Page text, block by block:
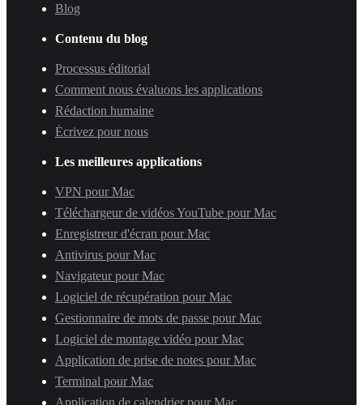
Blog
Contenu du blog
Processus éditorial
Comment nous évaluons les applications
Rédaction humaine
Écrivez pour nous
Les meilleures applications
VPN pour Mac
Téléchargeur de vidéos YouTube pour Mac
Enregistreur d'écran pour Mac
Antivirus pour Mac
Navigateur pour Mac
Logiciel de récupération pour Mac
Gestionnaire de mots de passe pour Mac
Logiciel de montage vidéo pour Mac
Application de prise de notes pour Mac
Terminal pour Mac
Application de calendrier pour Mac